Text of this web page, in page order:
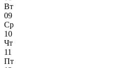
Вт
09
Ср
10
Чт
11
Пт